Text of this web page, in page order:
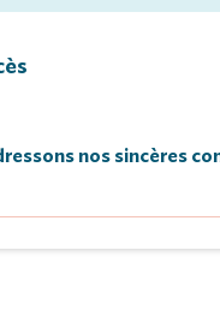
nos sincères